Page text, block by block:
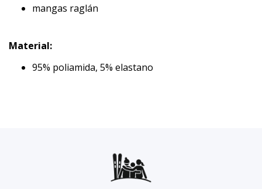
mangas raglán
Material:
95% poliamida, 5% elastano